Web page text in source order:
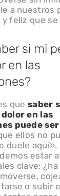
a nuestros
y feliz que se
si mi
en las
que saber
en las
puede
ellos no
duele aquí».
estar
clave:
o subir